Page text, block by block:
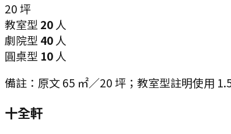
20坪
教室型 20 人
劇院型 40 人
圓桌型 10 人
備註： 原文 65 ㎡／20 坪；教室型註明使用
十全軒